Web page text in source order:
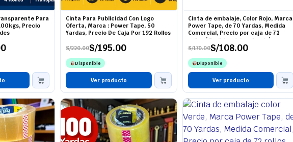
Para
Precio
Cinta Para Publicidad Con Logo
Oferta, Marca : Power Tape, 50
Yardas, Precio De Caja Por 192 Rollos
S/220.00
El
precio
original
era:
S/220.00.
S/195.00
El
precio
actual
es:
S/195.00.
Disponible
Ver producto
Cinta de embalaje, Color Rojo, Marca
Power Tape, de 70 Yardas, Medida
Comercial, Precio por caja de 72
rollos ( Pedido mínimo 1 caja)
S/170.00
El
precio
original
era:
S/170.00.
S/108.00
El
precio
actual
es:
S/108.00.
Disponible
Ver producto